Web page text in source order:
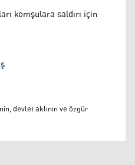
komşulara saldırı için
devlet aklının ve özgür